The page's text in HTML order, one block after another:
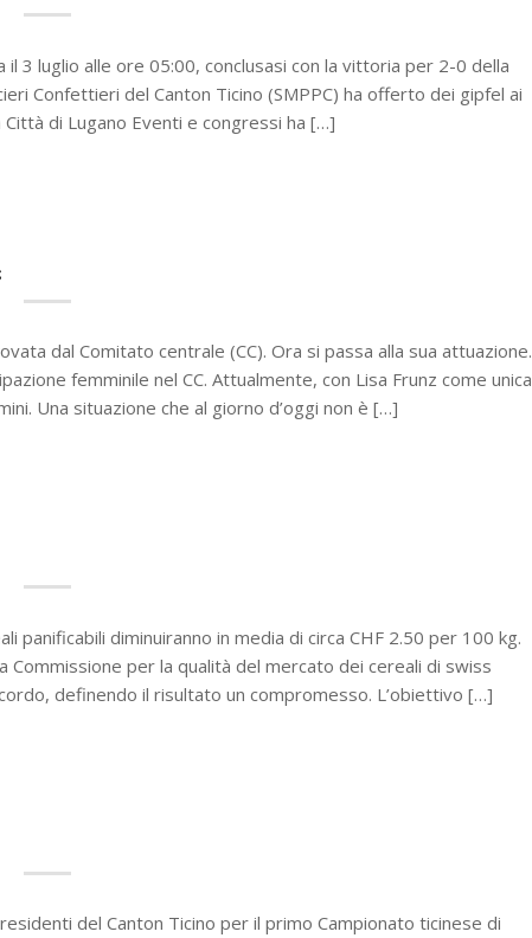
3 luglio alle ore 05:00, conclusasi con la vittoria per 2-0 della
Confettieri del Canton Ticino (SMPPC) ha offerto dei gipfel ai
di Lugano Eventi e congressi ha […]
dal Comitato centrale (CC). Ora si passa alla sua attuazione.
femminile nel CC. Attualmente, con Lisa Frunz come unica
Una situazione che al giorno d’oggi non è […]
panificabili diminuiranno in media di circa CHF 2.50 per 100 kg.
Commissione per la qualità del mercato dei cereali di swiss
definendo il risultato un compromesso. L’obiettivo […]
del Canton Ticino per il primo Campionato ticinese di